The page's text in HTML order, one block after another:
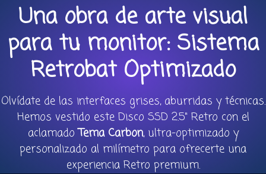
Una obra de arte visual
para tu monitor: Sistema
Retrobat Optimizado
Olvídate de las interfaces grises, aburridas y técnicas.
Hemos vestido este Disco SSD 2.5" Retro con el
aclamadoTema Carbon, ultra-optimizado y
personalizado al milímetro para ofrecerte una
experiencia Retro premium.